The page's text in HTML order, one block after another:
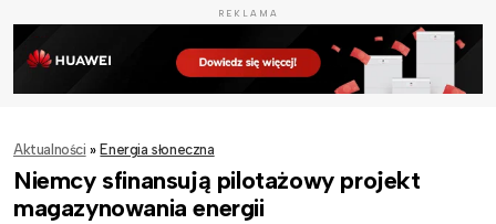
REKLAMA
Aktualności » Energia słoneczna
Niemcy sfinansują pilotażowy projekt
magazynowania energii